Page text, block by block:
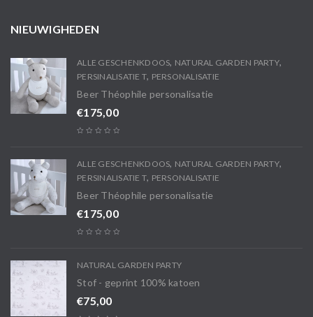
NIEUWIGHEDEN
ALLE GESCHENKDOOS, NATURAL GARDEN PARTY,
PERSINALISATIE T, PERSONALISATIE
Beer Théophile personalisatie
€175,00
ALLE GESCHENKDOOS, NATURAL GARDEN PARTY,
PERSINALISATIE T, PERSONALISATIE
Beer Théophile personalisatie
€175,00
NATURAL GARDEN PARTY
Stof - geprint 100% katoen
€75,00